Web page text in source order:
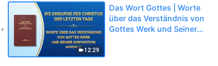
12:29
Das Wort Gottes | Worte
über das Verständnis von
Gottes Werk und Seiner